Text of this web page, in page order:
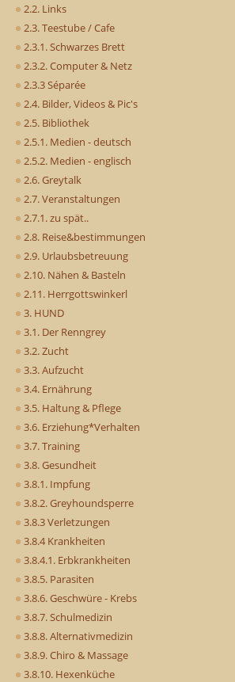
2.2. Links
2.3. Teestube / Cafe
2.3.1. Schwarzes Brett
2.3.2. Computer & Netz
2.3.3 Séparée
2.4. Bilder, Videos & Pic's
2.5. Bibliothek
2.5.1. Medien - deutsch
2.5.2. Medien - englisch
2.6. Greytalk
2.7. Veranstaltungen
2.7.1. zu spät..
2.8. Reise&bestimmungen
2.9. Urlaubsbetreuung
2.10. Nähen & Basteln
2.11. Herrgottswinkerl
3. HUND
3.1. Der Renngrey
3.2. Zucht
3.3. Aufzucht
3.4. Ernährung
3.5. Haltung & Pflege
3.6. Erziehung*Verhalten
3.7. Training
3.8. Gesundheit
3.8.1. Impfung
3.8.2. Greyhoundsperre
3.8.3 Verletzungen
3.8.4 Krankheiten
3.8.4.1. Erbkrankheiten
3.8.5. Parasiten
3.8.6. Geschwüre - Krebs
3.8.7. Schulmedizin
3.8.8. Alternativmedizin
3.8.9. Chiro & Massage
3.8.10. Hexenküche